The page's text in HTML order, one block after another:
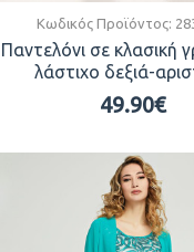
Κωδικός Προϊόντος:
Παντελόνι σε κλασική
λάστιχο δεξιά-
49.90€